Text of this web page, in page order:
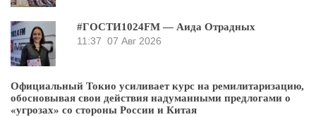
#ГОСТИ1024FM — Аида Отрадных
11:37 07 Авг 2026
Официальный Токио усиливает курс на ремилитаризацию,
обосновывая свои действия надуманными предлогами о
«угрозах» со стороны России и Китая